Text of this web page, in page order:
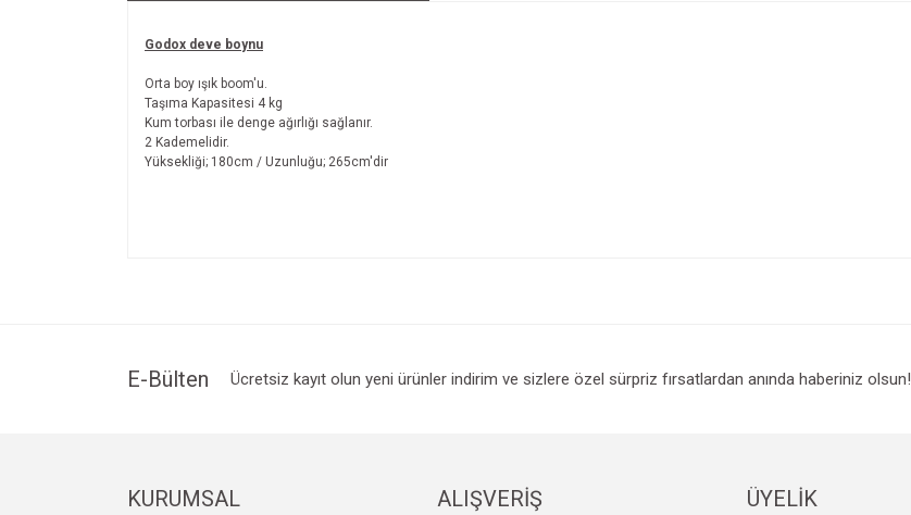
Godox deve boynu
Orta boy ışık boom'u.
Taşıma Kapasitesi 4 kg
Kum torbası ile denge ağırlığı sağlanır.
2 Kademelidir.
Yüksekliği; 180cm / Uzunluğu; 265cm'dir
Ürün bilgilerinde hatalar bulunuyor.
E-Bülten Ücretsiz kayıt olun yeni ürünler indirim ve sizlere özel sürpriz fırsatlardan anında haberiniz olsun!
KURUMSAL ALIŞVERİŞ ÜYELİK